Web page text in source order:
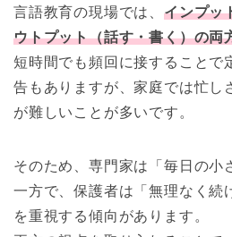
言語教育の現場では、 インプッ
ウトプット（話す・書く）の両
短時間でも頻回に接することで
告もありますが、家庭では忙し
が難しいことが多いです。
そのため、専門家は「毎日の小
一方で、保護者は「無理なく続
を重視する傾向があります。